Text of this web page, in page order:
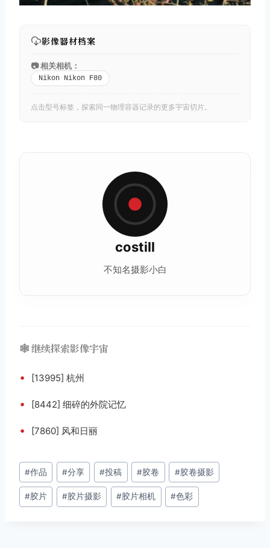
影像器材档案
📷 相关相机：
Nikon Nikon F80
点击型号标签，探索同一物理容器记录的更多宇宙切片。
costill
不知名摄影小白
🕸️ 继续探索影像宇宙
• [13995] 杭州
• [8442] 细碎的外院记忆
• [7860] 风和日丽
文
章
标
#作品 #分享 #投稿 #胶卷 #胶卷摄影
#胶片 #胶片摄影 #胶片相机 #色彩